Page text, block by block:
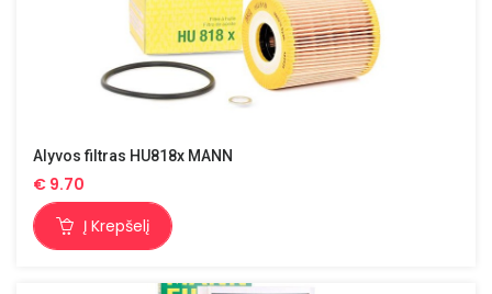
Alyvos filtras HU818x MANN
€ 9.70
Į Krepšelį